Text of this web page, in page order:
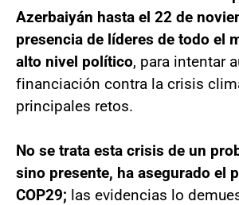
Azerbaiyán hasta el 22 de
presencia de líderes de todo el
alto nivel político, para intentar
financiación contra la crisis
principales retos.
No se trata esta crisis de un
sino presente, ha asegurado el
COP29; las evidencias lo